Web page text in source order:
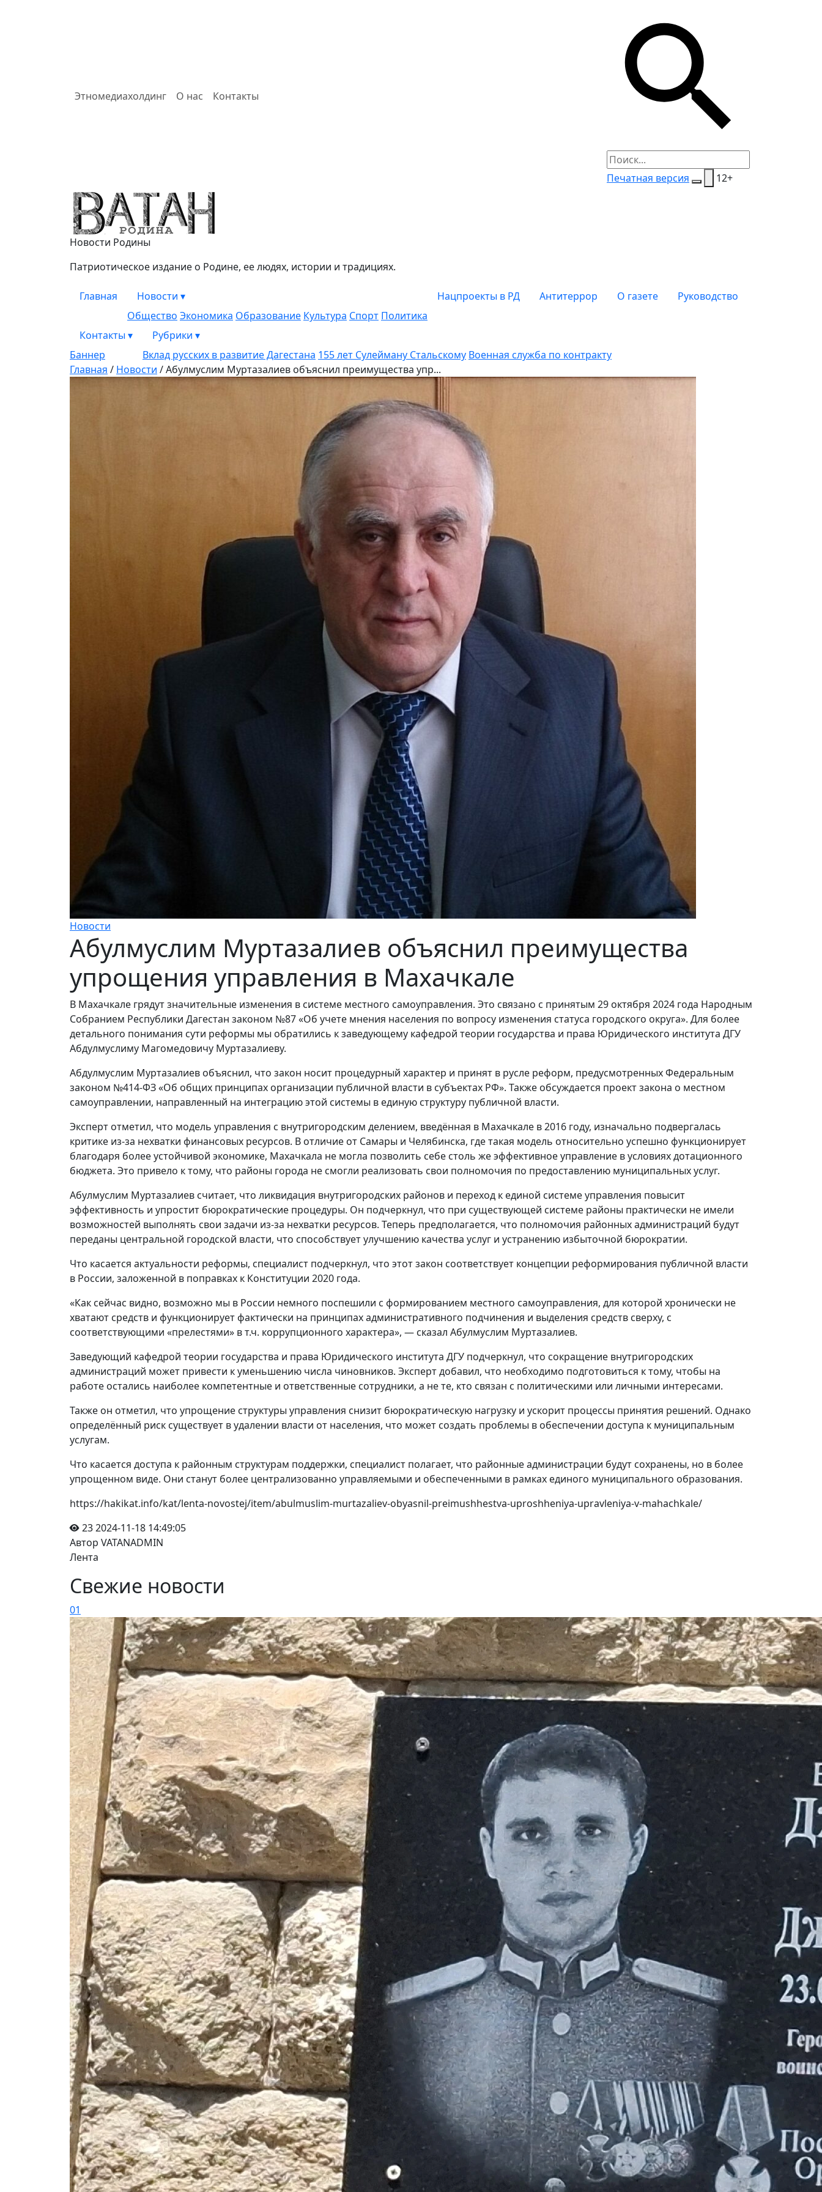
Этномедиахолдинг О нас Контакты
Печатная версия 12+
Ватан
Новости Родины
Патриотическое издание о Родине, ее людях, истории и традициях.
Главная Новости ▾
Общество Экономика Образование Культура Спорт Политика
Нацпроекты в РД Антитеррор О газете Руководство
Контакты ▾
Баннер
Рубрики ▾
Вклад русских в развитие Дагестана 155 лет Сулейману Стальскому Военная служба по контракту
Главная / Новости /Абулмуслим Муртазалиев объяснил преимущества упр...
Новости
Абулмуслим Муртазалиев объяснил преимущества
упрощения управления в Махачкале
В Махачкале грядут значительные изменения в системе местного самоуправления. Это связано с принятым 29 октября 2024 года Народным
Собранием Республики Дагестан законом №87 «Об учете мнения населения по вопросу изменения статуса городского округа». Для более
детального понимания сути реформы мы обратились к заведующему кафедрой теории государства и права Юридического института ДГУ
Абдулмуслиму Магомедовичу Муртазалиеву.
Абдулмуслим Муртазалиев объяснил, что закон носит процедурный характер и принят в русле реформ, предусмотренных Федеральным
законом №414-ФЗ «Об общих принципах организации публичной власти в субъектах РФ». Также обсуждается проект закона о местном
самоуправлении, направленный на интеграцию этой системы в единую структуру публичной власти.
Эксперт отметил, что модель управления с внутригородским делением, введённая в Махачкале в 2016 году, изначально подвергалась
критике из-за нехватки финансовых ресурсов. В отличие от Самары и Челябинска, где такая модель относительно успешно функционирует
благодаря более устойчивой экономике, Махачкала не могла позволить себе столь же эффективное управление в условиях дотационного
бюджета. Это привело к тому, что районы города не смогли реализовать свои полномочия по предоставлению муниципальных услуг.
Абулмуслим Муртазалиев считает, что ликвидация внутригородских районов и переход к единой системе управления повысит
эффективность и упростит бюрократические процедуры. Он подчеркнул, что при существующей системе районы практически не имели
возможностей выполнять свои задачи из-за нехватки ресурсов. Теперь предполагается, что полномочия районных администраций будут
переданы центральной городской власти, что способствует улучшению качества услуг и устранению избыточной бюрократии.
Что касается актуальности реформы, специалист подчеркнул, что этот закон соответствует концепции реформирования публичной власти
в России, заложенной в поправках к Конституции 2020 года.
«Как сейчас видно, возможно мы в России немного поспешили с формированием местного самоуправления, для которой хронически не
хватают средств и функционирует фактически на принципах административного подчинения и выделения средств сверху, с
соответствующими «прелестями» в т.ч. коррупционного характера», — сказал Абулмуслим Муртазалиев.
Заведующий кафедрой теории государства и права Юридического института ДГУ подчеркнул, что сокращение внутригородских
администраций может привести к уменьшению числа чиновников. Эксперт добавил, что необходимо подготовиться к тому, чтобы на
работе остались наиболее компетентные и ответственные сотрудники, а не те, кто связан с политическими или личными интересами.
Также он отметил, что упрощение структуры управления снизит бюрократическую нагрузку и ускорит процессы принятия решений. Однако
определённый риск существует в удалении власти от населения, что может создать проблемы в обеспечении доступа к муниципальным
услугам.
Что касается доступа к районным структурам поддержки, специалист полагает, что районные администрации будут сохранены, но в более
упрощенном виде. Они станут более централизованно управляемыми и обеспеченными в рамках единого муниципального образования.
https://hakikat.info/kat/lenta-novostej/item/abulmuslim-murtazaliev-obyasnil-preimushhestva-uproshheniya-upravleniya-v-mahachkale/
232024-11-18 14:49:05
Автор VATANADMIN
Лента
Свежие новости
01